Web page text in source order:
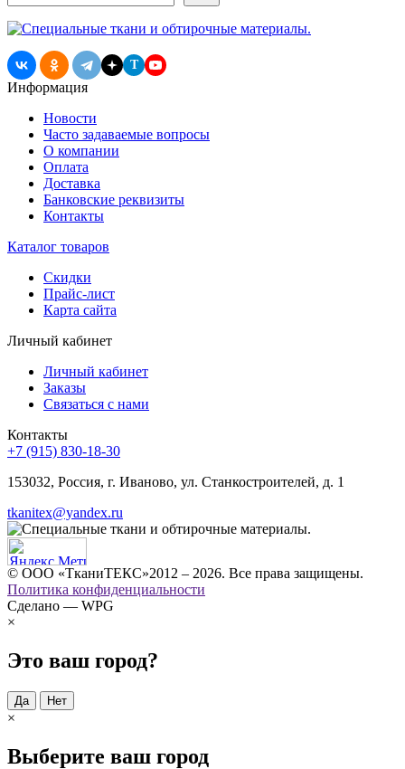
T
Информация
Новости
Часто задаваемые вопросы
О компании
Оплата
Доставка
Банковские реквизиты
Контакты
Каталог товаров
Скидки
Прайс-лист
Карта сайта
Личный кабинет
Личный кабинет
Заказы
Связаться с нами
Контакты
+7 (915) 830-18-30
153032, Россия, г. Иваново, ул. Станкостроителей, д. 1
tkanitex@yandex.ru
© ООО «ТканиТЕКС»2012 – 2026. Все права защищены.
Политика конфиденциальности
Сделано — WPG
×
Это ваш город?
Да Нет
×
Выберите ваш город